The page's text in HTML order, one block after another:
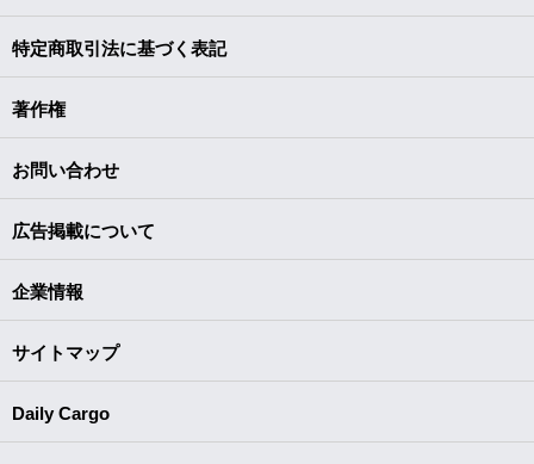
特定商取引法に基づく表記
著作権
お問い合わせ
広告掲載について
企業情報
サイトマップ
Daily Cargo